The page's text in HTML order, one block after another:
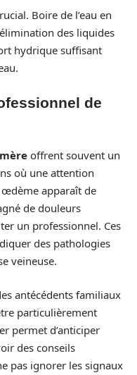
Boire de l’eau en
des liquides
hydrique suffisant
de
offrent souvent un
où une attention
œdème apparaît de
de douleurs
un professionnel. Ces
des pathologies
veineuse.
antécédents familiaux
particulièrement
permet d’anticiper
des conseils
pas ignorer les signaux